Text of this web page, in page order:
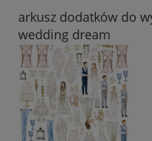
arkusz dodatków do
wedding dream